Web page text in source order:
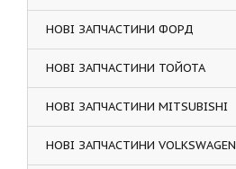
НОВІ ЗАПЧАСТИНИ ФОРД
НОВІ ЗАПЧАСТИНИ ТОЙОТА
НОВІ ЗАПЧАСТИНИ MITSUBISHI
НОВІ ЗАПЧАСТИНИ VOLKSWAGEN